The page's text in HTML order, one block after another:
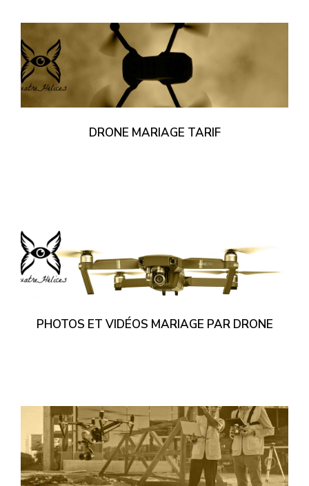
DRONE MARIAGE TARIF
PHOTOS ET VIDÉOS MARIAGE PAR DRONE